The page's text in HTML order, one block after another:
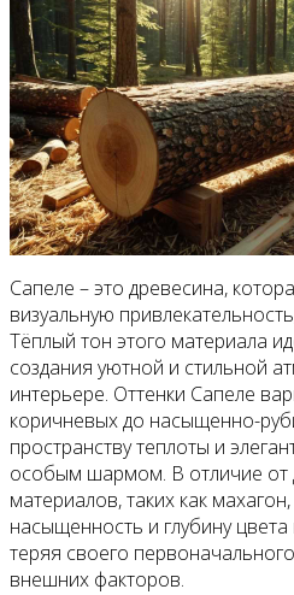
Сапеле – это древесина,
визуальную
Тёплый тон этого материала
создания уютной и стильной
интерьере. Оттенки Сапеле
коричневых до насыщенно-
пространству теплоты и
особым шармом. В отличие от
материалов, таких как
насыщенность и глубину
теряя своего
внешних факторов.